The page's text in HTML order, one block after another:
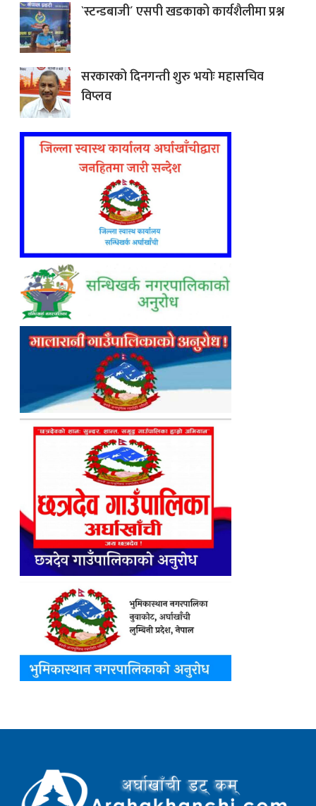
`स्टन्डबाजी´ एसपी खडकाको कार्यशैलीमा प्रश्न
सरकारको दिनगन्ती शुरु भयोः महासचिव
विप्लव